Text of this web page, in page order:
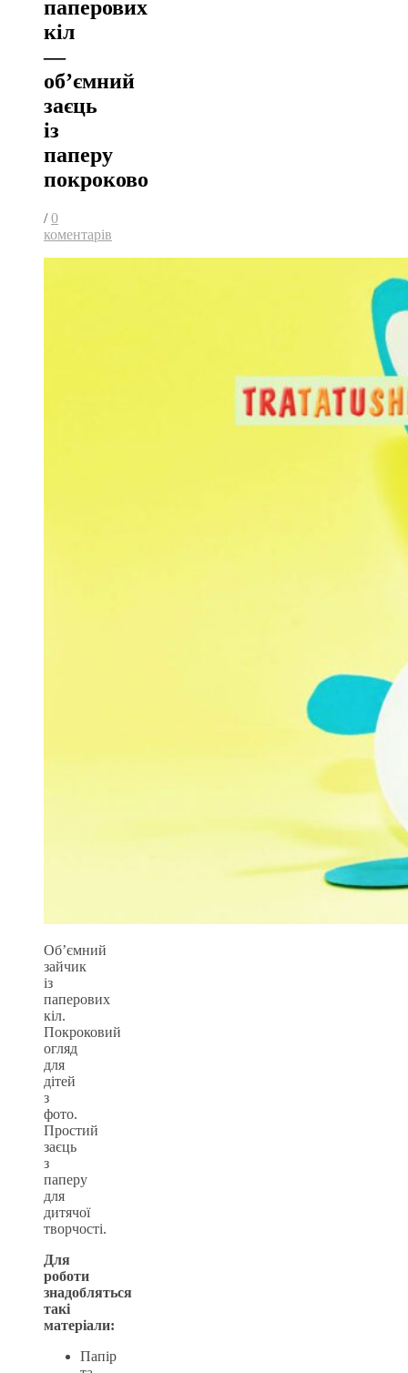
паперових
кіл
—
об’ємний
заєць
із
паперу
покроково
/ 0
коментарів
Об’ємний
зайчик
із
паперових
кіл.
Покроковий
огляд
для
дітей
з
фото.
Простий
заєць
з
паперу
для
дитячої
творчості.
Для
роботи
знадобляться
такі
матеріали:
Папір